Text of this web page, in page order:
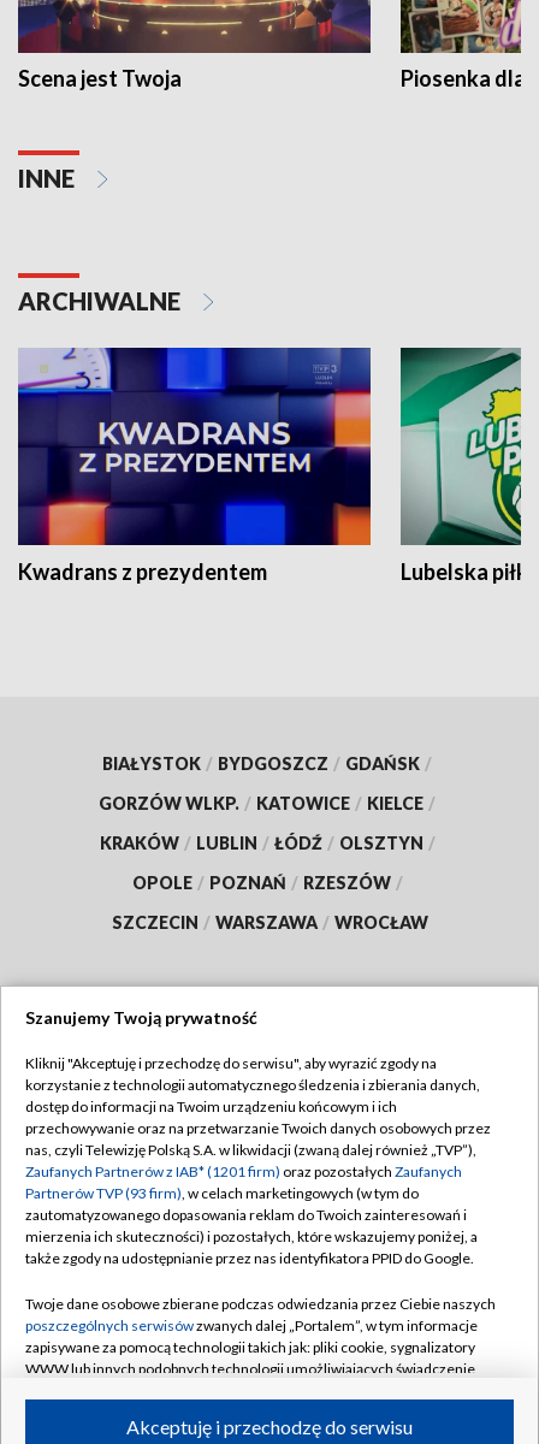
Scena jest Twoja Piosenka dla
INNE
ARCHIWALNE
Kwadrans z prezydentem Lubelska piłka
BIAŁYSTOK / BYDGOSZCZ / GDAŃSK /
GORZÓW WLKP. / KATOWICE / KIELCE /
KRAKÓW / LUBLIN / ŁÓDŹ / OLSZTYN /
OPOLE / POZNAŃ / RZESZÓW /
SZCZECIN / WARSZAWA / WROCŁAW
TVP
Abonament TVP
Emisja w TVP
Centrum informacji TVP
Naziemna Telewizja Cyfrowa
Rada Programowa
System NOS
Informacje o nadawcy
Program dla prasy
Regulamin TVP
Polityka prywatności
Moje zgody
Pomoc
Kontakt
Kanały
Szanujemy Twoją prywatność
Kliknij "Akceptuję i przechodzę do serwisu", aby wyrazić zgody na
korzystanie z technologii automatycznego śledzenia i zbierania danych,
dostęp do informacji na Twoim urządzeniu końcowym i ich
przechowywanie oraz na przetwarzanie Twoich danych osobowych przez
nas, czyli Telewizję Polską S.A. w likwidacji (zwaną dalej również „TVP”),
Zaufanych Partnerów z IAB* (1201 firm) oraz pozostałych Zaufanych
Partnerów TVP (93 firm), w celach marketingowych (w tym do
zautomatyzowanego dopasowania reklam do Twoich zainteresowań i
mierzenia ich skuteczności) i pozostałych, które wskazujemy poniżej, a
także zgody na udostępnianie przez nas identyfikatora PPID do Google.
Twoje dane osobowe zbierane podczas odwiedzania przez Ciebie naszych
poszczególnych serwisówzwanych dalej „Portalem”, w tym informacje
zapisywane za pomocą technologii takich jak: pliki cookie, sygnalizatory
WWW lub innych podobnych technologii umożliwiających świadczenie
ruchu w Internecie.Akceptuję i przechodzę do serwisu